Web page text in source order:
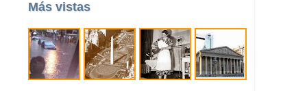
Más vistas